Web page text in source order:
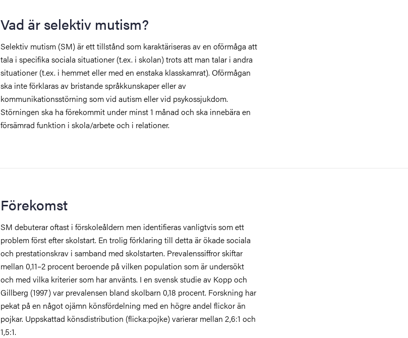
Vad är selektiv mutism?
Selektiv mutism (SM) är ett tillstånd som karaktäriseras av en oförmåga att
tala i specifika sociala situationer (t.ex. i skolan) trots att man talar i andra
situationer (t.ex. i hemmet eller med en enstaka klasskamrat). Oförmågan
ska inte förklaras av bristande språkkunskaper eller av
kommunikationsstörning som vid autism eller vid psykossjukdom.
Störningen ska ha förekommit under minst 1 månad och ska innebära en
försämrad funktion i skola/arbete och i relationer.
Förekomst
SM debuterar oftast i förskoleåldern men identifieras vanligtvis som ett
problem först efter skolstart. En trolig förklaring till detta är ökade sociala
och prestationskrav i samband med skolstarten. Prevalenssiffror skiftar
mellan 0,11–2 procent beroende på vilken population som är undersökt
och med vilka kriterier som har använts. I en svensk studie av Kopp och
Gillberg (1997) var prevalensen bland skolbarn 0,18 procent. Forskning har
pekat på en något ojämn könsfördelning med en högre andel flickor än
pojkar. Uppskattad könsdistribution (flicka:pojke) varierar mellan 2,6:1 och
1,5:1.